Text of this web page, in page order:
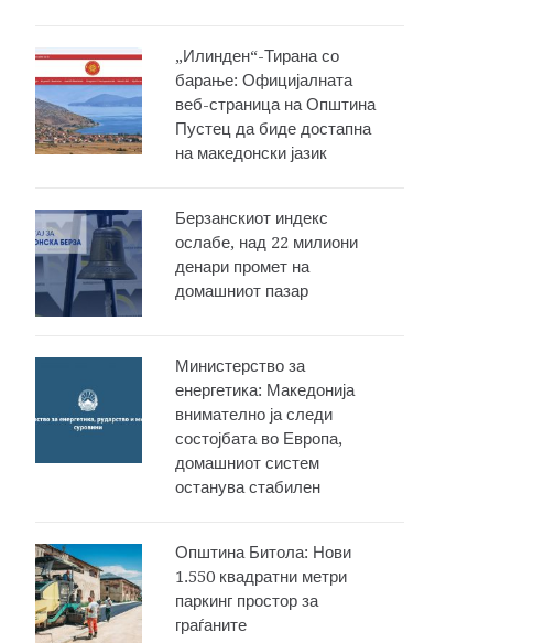
„Илинден“-Тирана со
барање: Официјалната
веб-страница на Општина
Пустец да биде достапна
на македонски јазик
Берзанскиот индекс
ослабе, над 22 милиони
денари промет на
домашниот пазар
Министерство за
енергетика: Македонија
внимателно ја следи
состојбата во Европа,
домашниот систем
останува стабилен
Општина Битола: Нови
1.550 квадратни метри
паркинг простор за
граѓаните